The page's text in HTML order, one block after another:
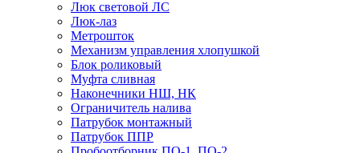
Люк световой ЛС
Люк-лаз
Метрошток
Механизм управления хлопушкой
Блок роликовый
Муфта сливная
Наконечники НШ, НК
Ограничитель налива
Патрубок монтажный
Патрубок ППР